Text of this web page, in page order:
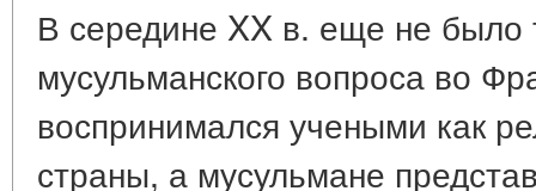
В середине XX в. еще не было
мусульманского вопроса во
воспринимался учеными как
страны, а мусульмане